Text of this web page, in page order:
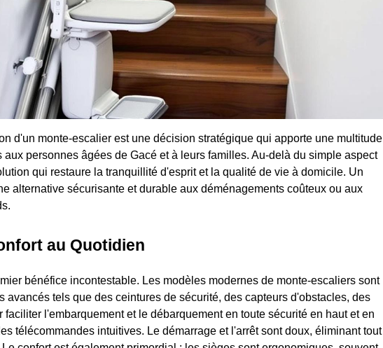
d'un monte-escalier est une décision stratégique qui apporte une multitude
aux personnes âgées de Gacé et à leurs familles. Au-delà du simple aspect
qui restaure la tranquillité d'esprit et la qualité de vie à domicile. Un
alternative sécurisante et durable aux déménagements coûteux ou aux
au Quotidien
bénéfice incontestable. Les modèles modernes de monte-escaliers sont
avancés tels que des ceintures de sécurité, des capteurs d'obstacles, des
faciliter l'embarquement et le débarquement en toute sécurité en haut et en
télécommandes intuitives. Le démarrage et l'arrêt sont doux, éliminant tout